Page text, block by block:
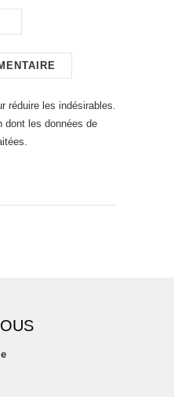
réduire les indésirables.
dont les données de
.